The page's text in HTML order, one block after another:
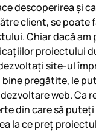
descoperirea și
client, se poate
Chiar dacă am
proiectului
site-ul
pregătite, le
web. Ca
din care să puteți
la ce preț